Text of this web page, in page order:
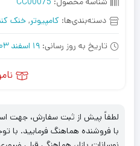
دسته‌بندی‌ها: کامپیوتر, خنک
تاریخ به روز رسانی: 19 اسفند 1403
لطفاً پیش از ثبت سفارش، جهت
با فروشنده هماهنگ فرمایید. با